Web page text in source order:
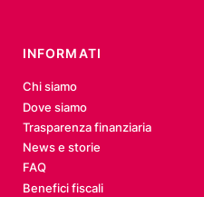
INFORMATI
Chi siamo
Dove siamo
Trasparenza finanziaria
News e storie
FAQ
Benefici fiscali